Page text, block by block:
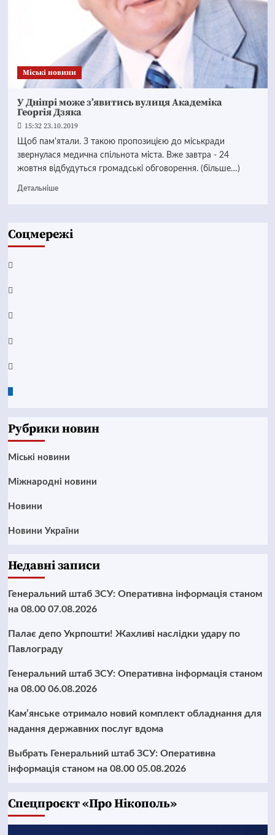
Mіські новини
У Дніпрі може з’явитись вулиця Академіка
Георгія Дзяка
15:32 23.10.2019
Щоб пам'ятали. З такою пропозицією до міськради
звернулася медична спільнота міста. Вже завтра - 24
жовтня відбудуться громадські обговорення. (більше…)
Детальніше
Соцмережі
Facebook
YouTube
Telegram
Instagram
Twitter
Google
Рубрики новин
Mіські новини
Міжнародні новини
Новини
Новини України
Недавні записи
Генеральний штаб ЗСУ: Оперативна інформація станом
на 08.00 07.08.2026
Палає депо Укрпошти! Жахливі наслідки удару по
Павлограду
Генеральний штаб ЗСУ: Оперативна інформація станом
на 08.00 06.08.2026
Кам’янське отримало новий комплект обладнання для
надання державних послуг вдома
Выбрать Генеральний штаб ЗСУ: Оперативна
інформація станом на 08.00 05.08.2026
Cпецпроєкт «Про Нікополь»